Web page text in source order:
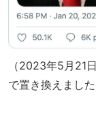
（2023年5月21
で置き換えました